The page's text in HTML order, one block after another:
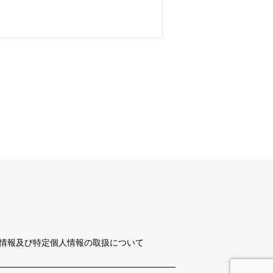
報及び特定個人情報の取扱について